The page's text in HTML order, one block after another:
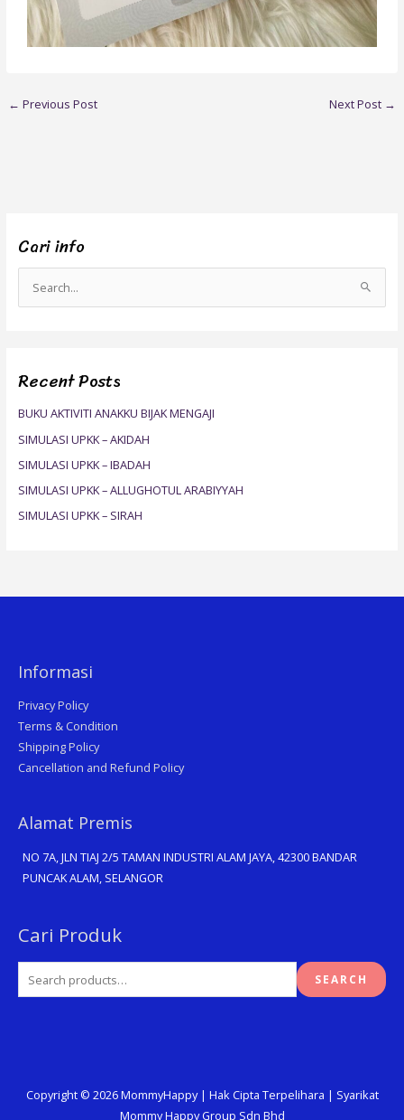
Cari info
e
c
o
r
:
Recent Posts
BUKU AKTIVITI ANAKKU BIJAK MENGAJI
SIMULASI UPKK – AKIDAH
SIMULASI UPKK – IBADAH
SIMULASI UPKK – ALLUGHOTUL ARABIYYAH
SIMULASI UPKK – SIRAH
← Previous Post Next Post →
Informasi
Privacy Policy
Terms & Condition
Shipping Policy
Cancellation and Refund Policy
Alamat Premis
NO 7A, JLN TIAJ 2/5 TAMAN INDUSTRI ALAM JAYA, 42300 BANDAR
PUNCAK ALAM, SELANGOR
Cari Produk
Search
SEARCH
Copyright © 2026MommyHappy| Hak Cipta Terpelihara | Syarikat
Mommy Happy Group Sdn Bhd